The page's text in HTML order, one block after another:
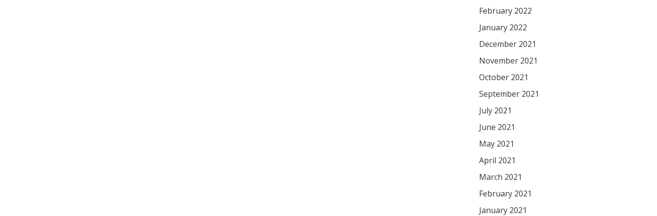
February 2022
January 2022
December 2021
November 2021
October 2021
September 2021
July 2021
June 2021
May 2021
April 2021
March 2021
February 2021
January 2021